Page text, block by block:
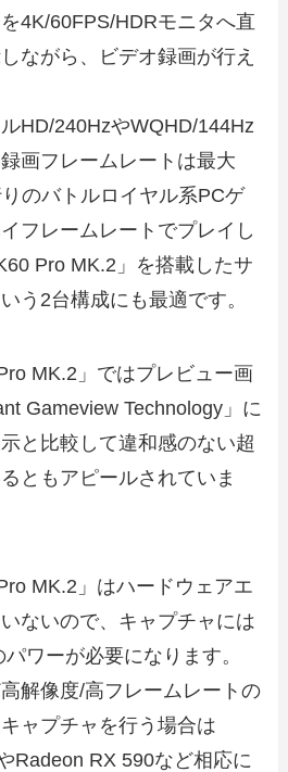
4K/60FPS/HDRモニタへ直
ながら、ビデオ録画が行え
HD/240HzやWQHD/144Hz
画フレームレートは最大
のバトルロイヤル系PCゲ
フレームレートでプレイし
Pro MK.2」を搭載したサ
う2台構成にも最適です。
MK.2」ではプレビュー画
Gameview Technology」に
と比較して違和感のない超
ともアピールされていま
MK.2」はハードウェアエ
ないので、キャプチャには
ワーが必要になります。
解像度/高フレームレートの
ャプチャを行う場合は
Radeon RX 590など相応に